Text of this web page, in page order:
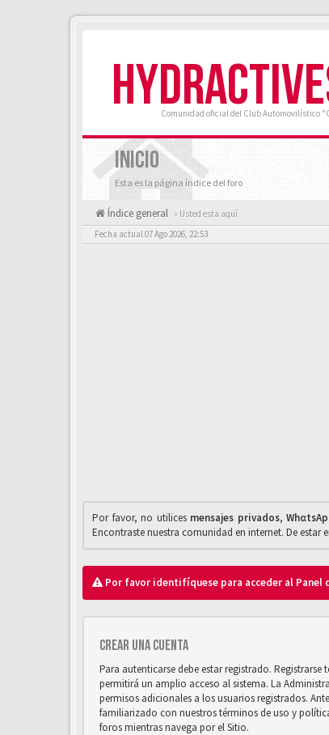
Comunidad oficial del Club Automovilístico
INICIO
Esta es la página índice del foro
Índice general « Usted esta aquí
Fecha actual 07 Ago 2026, 22:53
Por favor, no utilices mensajes privados,
Encontraste nuestra comunidad en internet. De
Por favor identifíquese para acceder al Panel
Crear una cuenta
Para autenticarse debe estar registrado.
permitirá un amplio acceso al sistema. La
permisos adicionales a los usuarios registrados.
familiarizado con nuestros términos de uso y
foros mientras navega por el Sitio.